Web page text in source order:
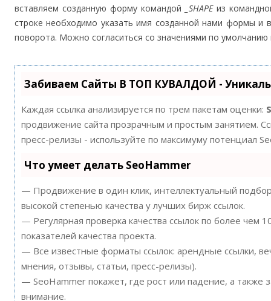
вставляем созданную форму командой
_SHAPEиз
строке необходимо указать имя созданной нами формы и
поворота. Можно согласиться со значениями по
Забиваем Сайты В ТОП КУВАЛДОЙ -
Каждая ссылка анализируется по трем пакетам оценки:
продвижение сайта прозрачным и простым занятием.
пресс-релизы - используйте по максимуму потенциал
Что умеет делать SeoHammer
— Продвижение в один клик, интеллектуальный
высокой степенью качества у лучших бирж ссылок.
— Регулярная проверка качества ссылок по более чем
показателей качества проекта.
— Все известные форматы ссылок: арендные ссылки,
мнения, отзывы, статьи, пресс-релизы).
— SeoHammer покажет, где рост или падение, а также
внимание.